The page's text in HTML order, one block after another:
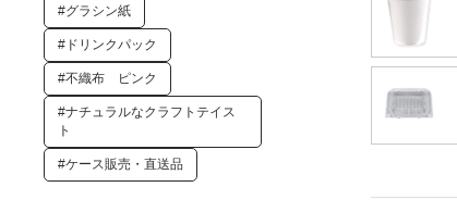
#グラシン紙
#ドリンクパック
#不織布 ピンク
#ナチュラルなクラフトテイス
ト
#ケース販売・直送品